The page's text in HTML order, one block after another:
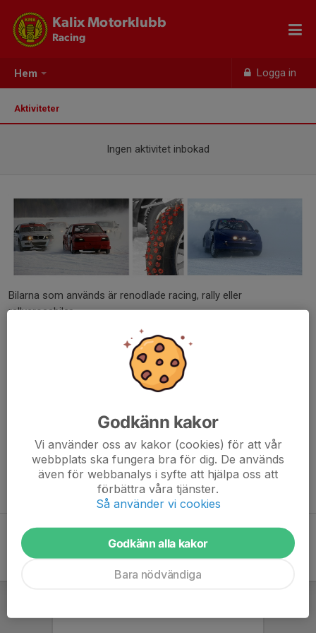
Hem Logga in
Kalix Motorklubb
Racing
Aktiviteter
Ingen aktivitet inbokad
Bilarna som används är renodlade racing, rally eller
rallycrossbilar.
Beroende på vilken klass bilen deltar i så är hjulen försedda med
rallydubbade däck, eller däck med stålnabbar isatta inifrån med
maximalt 11 mm långt utstick (kortnabb) eller maximalt 23 mm
långt utstick (långnabb) vilket anses vara Isracingen Formel 1,
200km/h på isbanorna.
Vill du veta mer om Racing kontakta:
Fredrik Tiger
Godkänn kakor
Vi använder oss av kakor (cookies) för att vår
webbplats ska fungera bra för dig. De används
även för webbanalys i syfte att hjälpa oss att
förbättra våra tjänster.
Så använder vi cookies
Godkänn alla kakor
Bara nödvändiga